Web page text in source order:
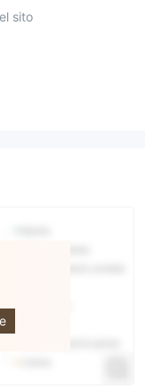
sito